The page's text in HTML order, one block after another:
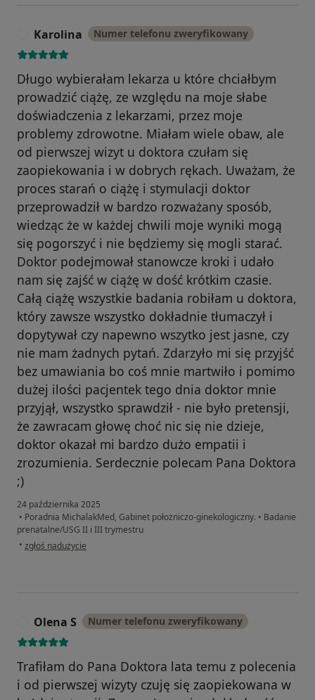
Karolina Numer telefonu zweryfikowany
Długo wybierałam lekarza u które chciałbym
prowadzić ciążę, ze względu na moje słabe
doświadczenia z lekarzami, przez moje
problemy zdrowotne. Miałam wiele obaw, ale
od pierwszej wizyt u doktora czułam się
zaopiekowania i w dobrych rękach. Uważam, że
proces starań o ciążę i stymulacji doktor
przeprowadził w bardzo rozważany sposób,
wiedząc że w każdej chwili moje wyniki mogą
się pogorszyć i nie będziemy się mogli starać.
Doktor podejmował stanowcze kroki i udało
nam się zajść w ciążę w dość krótkim czasie.
Całą ciążę wszystkie badania robiłam u doktora,
który zawsze wszystko dokładnie tłumaczył i
dopytywał czy napewno wszytko jest jasne, czy
nie mam żadnych pytań. Zdarzyło mi się przyjść
bez umawiania bo coś mnie martwiło i pomimo
dużej ilości pacjentek tego dnia doktor mnie
przyjął, wszystko sprawdził - nie było pretensji,
że zawracam głowę choć nic się nie dzieje,
doktor okazał mi bardzo dużo empatii i
zrozumienia. Serdecznie polecam Pana Doktora
;)
24 października 2025
• Poradnia MichalakMed, Gabinet położniczo-ginekologiczny. • Badanie
prenatalne/USG II i III trymestru
• w opinii użytkownika Karolina
zgłoś nadużycie
Olena S Numer telefonu zweryfikowany
Trafiłam do Pana Doktora lata temu z polecenia
i od pierwszej wizyty czuję się zaopiekowana w